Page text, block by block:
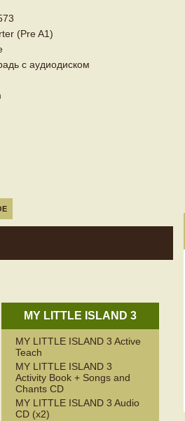
(Pre A1)
с аудиодиском
MY LITTLE ISLAND 3
MY LITTLE ISLAND 3 Active
Teach
MY LITTLE ISLAND 3
Activity Book + Songs and
Chants CD
MY LITTLE ISLAND 3 Audio
CD (x2)